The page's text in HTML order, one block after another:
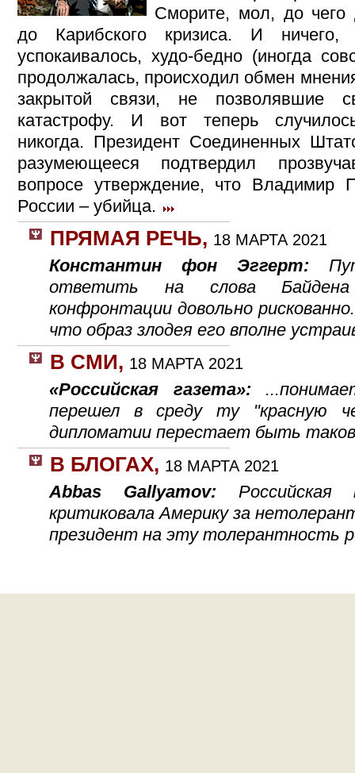
Сморите, мол, до чего
до Карибского кризиса. И
успокаивалось, худо-бедно (иногда
продолжалась, происходил обмен
закрытой связи, не позволявшие
катастрофу. И вот теперь
никогда. Президент Соединенных
разумеющееся подтвердил
вопросе утверждение, что Владимир
России – убийца.
ПРЯМАЯ РЕЧЬ, 18 МАРТА 2021
Константин фон Эггерт:
ответить на слова Байдена
конфронтации довольно
что образ злодея его вполне
В СМИ, 18 МАРТА 2021
«Российская газета»:
перешел в среду ту "красную
дипломатии перестает быть
В БЛОГАХ, 18 МАРТА 2021
Abbas Gallyamov:
критиковала Америку за
президент на эту толерантность